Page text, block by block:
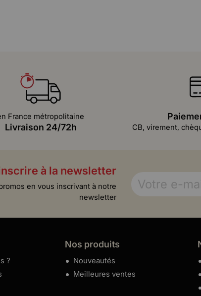
France métropolitaine
Livraison 24/72h CB, virement,
à la newsletter
en vous inscrivant à notre
newsletter
?
Nos produits
Nouveautés
Meilleures ventes